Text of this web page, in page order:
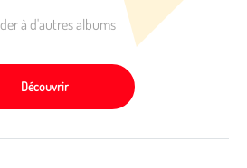
à d'autres albums
Découvrir